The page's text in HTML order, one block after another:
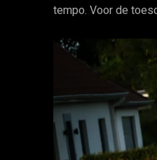
tempo. Voor de